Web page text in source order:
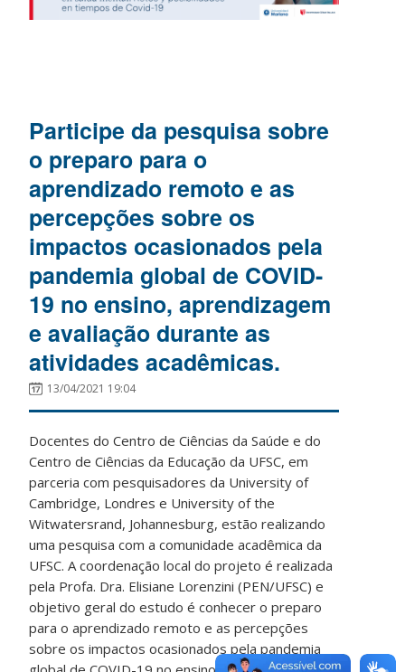
Participe da pesquisa sobre
o preparo para o
aprendizado remoto e as
percepções sobre os
impactos ocasionados pela
pandemia global de COVID-
19 no ensino, aprendizagem
e avaliação durante as
atividades acadêmicas.
13/04/2021 19:04
Docentes do Centro de Ciências da Saúde e do
Centro de Ciências da Educação da UFSC, em
parceria com pesquisadores da University of
Cambridge, Londres e University of the
Witwatersrand, Johannesburg, estão realizando
uma pesquisa com a comunidade acadêmica da
UFSC. A coordenação local do projeto é realizada
pela Profa. Dra. Elisiane Lorenzini (PEN/UFSC) e
objetivo geral do estudo é conhecer o preparo
para o aprendizado remoto e as percepções
sobre os impactos ocasionados pela pandemia